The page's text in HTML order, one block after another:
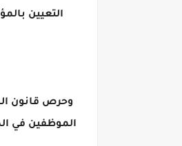
التعيين بالمؤهل العالي بحد أقصى 5 سنوات وبما لا
الموظفين في